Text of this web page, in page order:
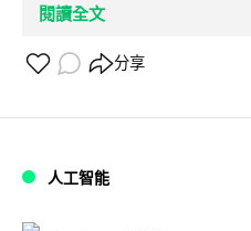
閱讀全文
分享
人工智能